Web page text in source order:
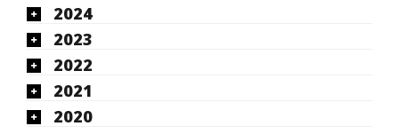
2024
2023
2022
2021
2020